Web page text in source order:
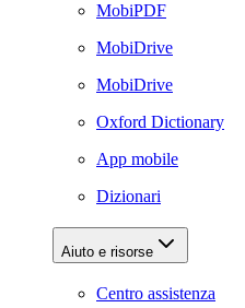
MobiPDF
MobiDrive
MobiDrive
Oxford Dictionary
App mobile
Dizionari
Aiuto e risorse
Centro assistenza